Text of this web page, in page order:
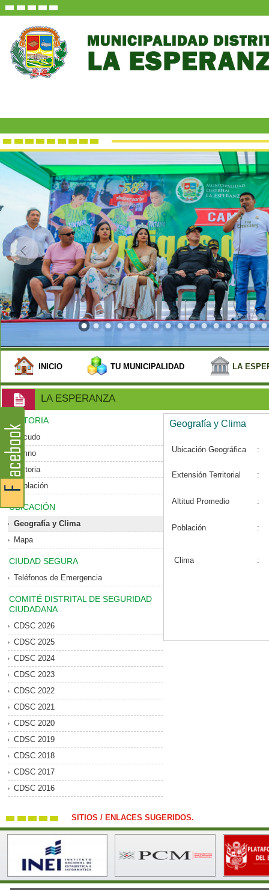
INICIO TU MUNICIPALIDAD LA
LA ESPERANZA
HISTORIA
Escudo
Himno
Historia
Población
UBICACIÓN
Geografía y Clima
Mapa
CIUDAD SEGURA
Teléfonos de Emergencia
COMITÉ DISTRITAL DE SEGURIDAD
CIUDADANA
CDSC 2026
CDSC 2025
CDSC 2024
CDSC 2023
CDSC 2022
CDSC 2021
CDSC 2020
CDSC 2019
CDSC 2018
CDSC 2017
CDSC 2016
Geografía y Clima
Ubicación Geográfica :
Extensión Territorial :
Altitud Promedio :
Población :
Clima :
SITIOS / ENLACES SUGERIDOS.